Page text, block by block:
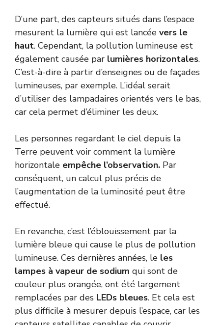
D’une part, des capteurs situés dans l’espace
mesurent la lumière qui est lancée vers le
haut. Cependant, la pollution lumineuse est
également causée par lumières horizontales.
C’est-à-dire à partir d’enseignes ou de façades
lumineuses, par exemple. L’idéal serait
d’utiliser des lampadaires orientés vers le bas,
car cela permet d’éliminer les deux.
Les personnes regardant le ciel depuis la
Terre peuvent voir comment la lumière
horizontale empêche l’observation. Par
conséquent, un calcul plus précis de
l’augmentation de la luminosité peut être
effectué.
En revanche, c’est l’éblouissement par la
lumière bleue qui cause le plus de pollution
lumineuse. Ces dernières années, le les
lampes à vapeur de sodium qui sont de
couleur plus orangée, ont été largement
remplacées par des LEDs bleues. Et cela est
plus difficile à mesurer depuis l’espace, car les